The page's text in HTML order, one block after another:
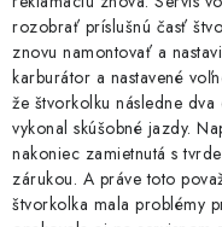
rozobrať príslušnú časť
znovu namontovať a
karburátor a nastavené
že štvorkolku následne
vykonal skúšobné jazdy.
nakoniec zamietnutá s
zárukou. A práve toto
štvorkolka mala problémy